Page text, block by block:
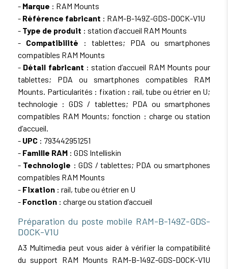
- Marque : RAM Mounts
- Référence fabricant : RAM-B-149Z-GDS-DOCK-V1U
- Type de produit : station d’accueil RAM Mounts
- Compatibilité : tablettes; PDA ou smartphones
compatibles RAM Mounts
- Détail fabricant : station d’accueil RAM Mounts pour
tablettes; PDA ou smartphones compatibles RAM
Mounts. Particularités : fixation : rail, tube ou étrier en U;
technologie : GDS / tablettes; PDA ou smartphones
compatibles RAM Mounts; fonction : charge ou station
d’accueil.
- UPC : 793442951251
- Famille RAM : GDS Intelliskin
- Technologie : GDS / tablettes; PDA ou smartphones
compatibles RAM Mounts
- Fixation : rail, tube ou étrier en U
- Fonction : charge ou station d’accueil
Préparation du poste mobile RAM-B-149Z-GDS-
DOCK-V1U
A3 Multimedia peut vous aider à vérifier la compatibilité
du support RAM Mounts RAM-B-149Z-GDS-DOCK-V1U